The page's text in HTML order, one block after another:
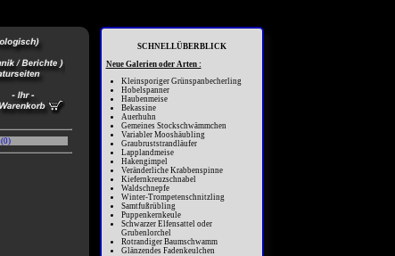
(0)
SCHNELLÜBERBLICK
Neue Galerien oder Arten :
Kleinsporiger Grünspanbecherling
Hobelspanner
Haubenmeise
Bekassine
Auerhuhn
Gemeines Stockschwämmchen
Variabler Mooshäubling
Graubruststrandläufer
Lapplandmeise
Hakengimpel
Veränderliche Krabbenspinne
Kiefernkreuzschnabel
Waldschnepfe
Winter-Trompetenschnitzling
Samtfußrübling
Puppenkernkeule
Schwarzer Elfensattel oder
Grubenlorchel
Rotrandiger Baumschwamm
Glänzendes Fadenkeulchen